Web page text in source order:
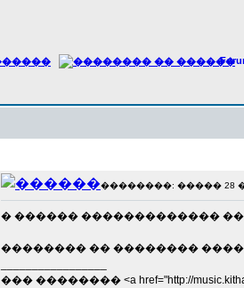
��������: ����� 28 ���
� ������ ������������� ��
�������� �� ��������
��� �������� <a href="http://